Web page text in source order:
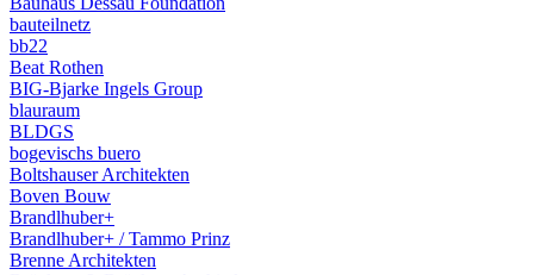
bauteilnetz
bb22
Beat Rothen
BIG-Bjarke Ingels Group
blauraum
BLDGS
bogevischs buero
Boltshauser Architekten
Boven Bouw
Brandlhuber+
Brandlhuber+ / Tammo Prinz
Brenne Architekten